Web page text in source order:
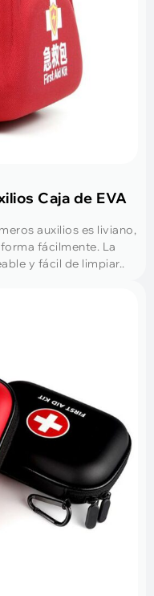
Caja de EVA
auxilios es liviano,
fácilmente. La
y fácil de limpiar..